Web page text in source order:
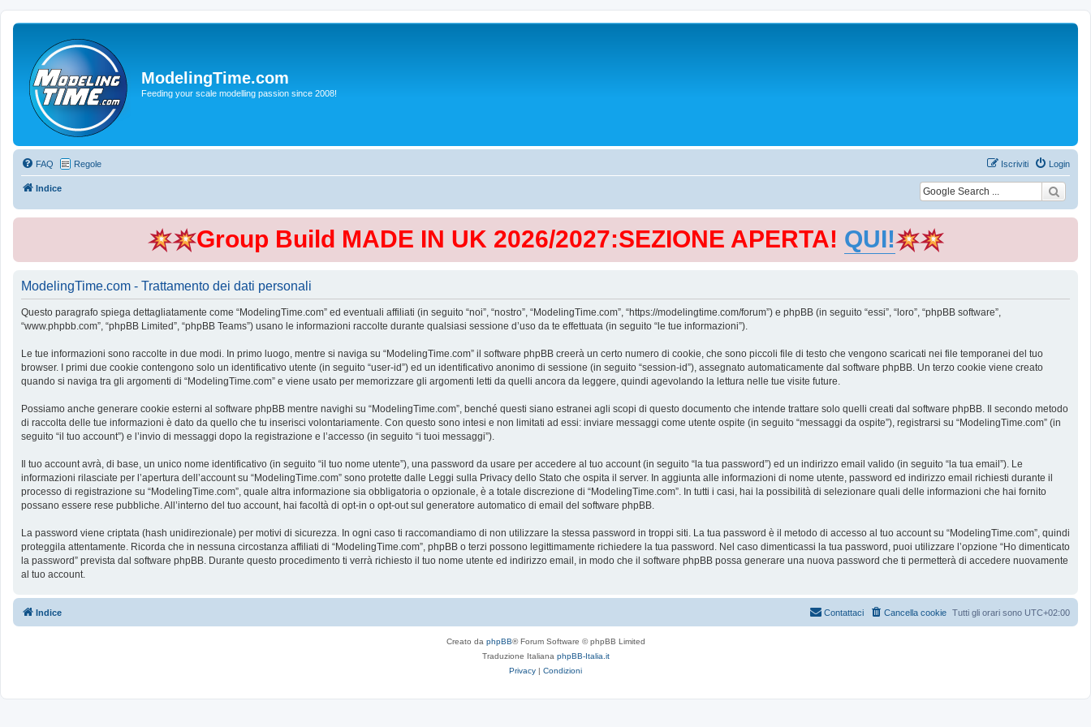
ModelingTime.com
Feeding your scale modelling passion since 2008!
FAQ Regole Login
Iscriviti
Indice
Group Build MADE IN UK 2026/2027:SEZIONE APERTA! QUI!
ModelingTime.com - Trattamento dei dati personali
Questo paragrafo spiega dettagliatamente come “ModelingTime.com” ed eventuali affiliati (in seguito “noi”, “nostro”, “ModelingTime.com”, “https://modelingtime.com/forum”) e phpBB (in seguito “essi”, “loro”, “phpBB software”,
“www.phpbb.com”, “phpBB Limited”, “phpBB Teams”) usano le informazioni raccolte durante qualsiasi sessione d’uso da te effettuata (in seguito “le tue informazioni”).
Le tue informazioni sono raccolte in due modi. In primo luogo, mentre si naviga su “ModelingTime.com” il software phpBB creerà un certo numero di cookie, che sono piccoli file di testo che vengono scaricati nei file temporanei del tuo
browser. I primi due cookie contengono solo un identificativo utente (in seguito “user-id”) ed un identificativo anonimo di sessione (in seguito “session-id”), assegnato automaticamente dal software phpBB. Un terzo cookie viene creato
quando si naviga tra gli argomenti di “ModelingTime.com” e viene usato per memorizzare gli argomenti letti da quelli ancora da leggere, quindi agevolando la lettura nelle tue visite future.
Possiamo anche generare cookie esterni al software phpBB mentre navighi su “ModelingTime.com”, benché questi siano estranei agli scopi di questo documento che intende trattare solo quelli creati dal software phpBB. Il secondo metodo
di raccolta delle tue informazioni è dato da quello che tu inserisci volontariamente. Con questo sono intesi e non limitati ad essi: inviare messaggi come utente ospite (in seguito “messaggi da ospite”), registrarsi su “ModelingTime.com” (in
seguito “il tuo account”) e l’invio di messaggi dopo la registrazione e l’accesso (in seguito “i tuoi messaggi”).
Il tuo account avrà, di base, un unico nome identificativo (in seguito “il tuo nome utente”), una password da usare per accedere al tuo account (in seguito “la tua password”) ed un indirizzo email valido (in seguito “la tua email”). Le
informazioni rilasciate per l’apertura dell’account su “ModelingTime.com” sono protette dalle Leggi sulla Privacy dello Stato che ospita il server. In aggiunta alle informazioni di nome utente, password ed indirizzo email richiesti durante il
processo di registrazione su “ModelingTime.com”, quale altra informazione sia obbligatoria o opzionale, è a totale discrezione di “ModelingTime.com”. In tutti i casi, hai la possibilità di selezionare quali delle informazioni che hai fornito
possano essere rese pubbliche. All’interno del tuo account, hai facoltà di opt-in o opt-out sul generatore automatico di email del software phpBB.
La password viene criptata (hash unidirezionale) per motivi di sicurezza. In ogni caso ti raccomandiamo di non utilizzare la stessa password in troppi siti. La tua password è il metodo di accesso al tuo account su “ModelingTime.com”, quindi
proteggila attentamente. Ricorda che in nessuna circostanza affiliati di “ModelingTime.com”, phpBB o terzi possono legittimamente richiedere la tua password. Nel caso dimenticassi la tua password, puoi utilizzare l’opzione “Ho dimenticato
la password” prevista dal software phpBB. Durante questo procedimento ti verrà richiesto il tuo nome utente ed indirizzo email, in modo che il software phpBB possa generare una nuova password che ti permetterà di accedere nuovamente
al tuo account.
Indice Tutti gli orari sono UTC+02:00
Cancella cookie
Contattaci
Creato da phpBB® Forum Software © phpBB Limited
Traduzione Italiana phpBB-Italia.it
Privacy | Condizioni